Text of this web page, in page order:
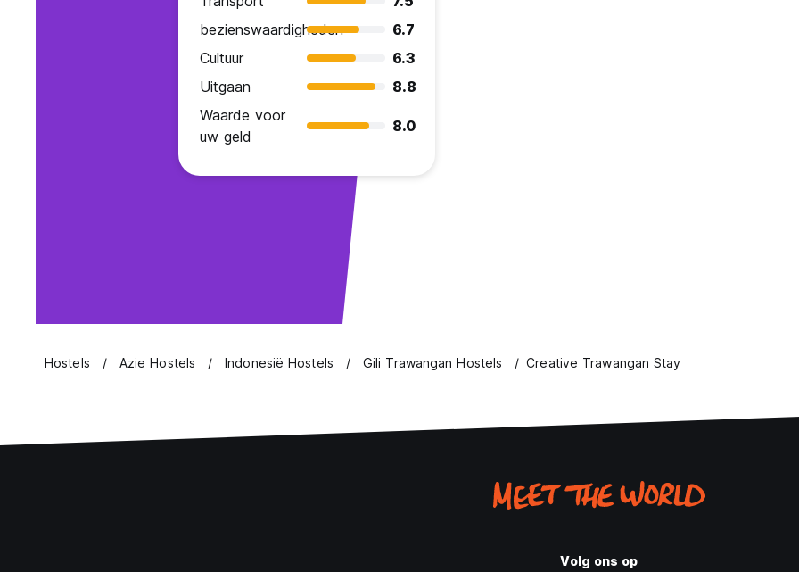
bezienswaardigheden
6.7
Cultuur
6.3
Uitgaan
8.8
Waarde voor
uw geld
8.0
Hostels Azie Hostels Indonesië Hostels Gili Trawangan Hostels Creative Trawangan Stay
Volg ons op